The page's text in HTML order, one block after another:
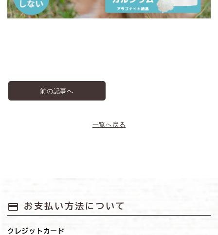
前の記事へ
一覧へ戻る
payment お支払い方法について
クレジットカード